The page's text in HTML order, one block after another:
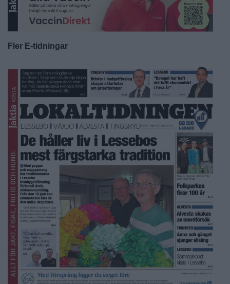
Fler E-tidningar